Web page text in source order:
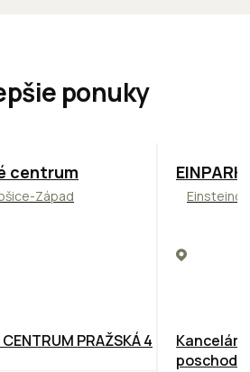
ponuky
centrum
Západ
PRAŽSKÁ 4
TOP
poschodie